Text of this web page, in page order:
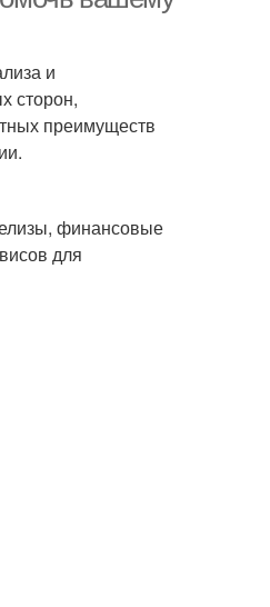
и
сторон,
преимуществ
финансовые
для